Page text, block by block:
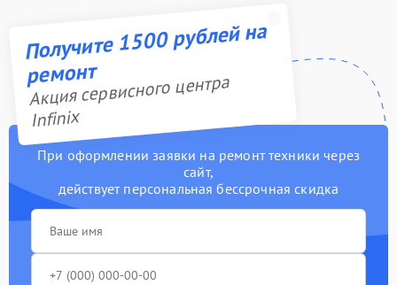
Получите 1500 рублей на
ремонт
Акция сервисного центра
Infinix
При оформлении заявки на ремонт техники через
сайт,
действует персональная бессрочная скидка